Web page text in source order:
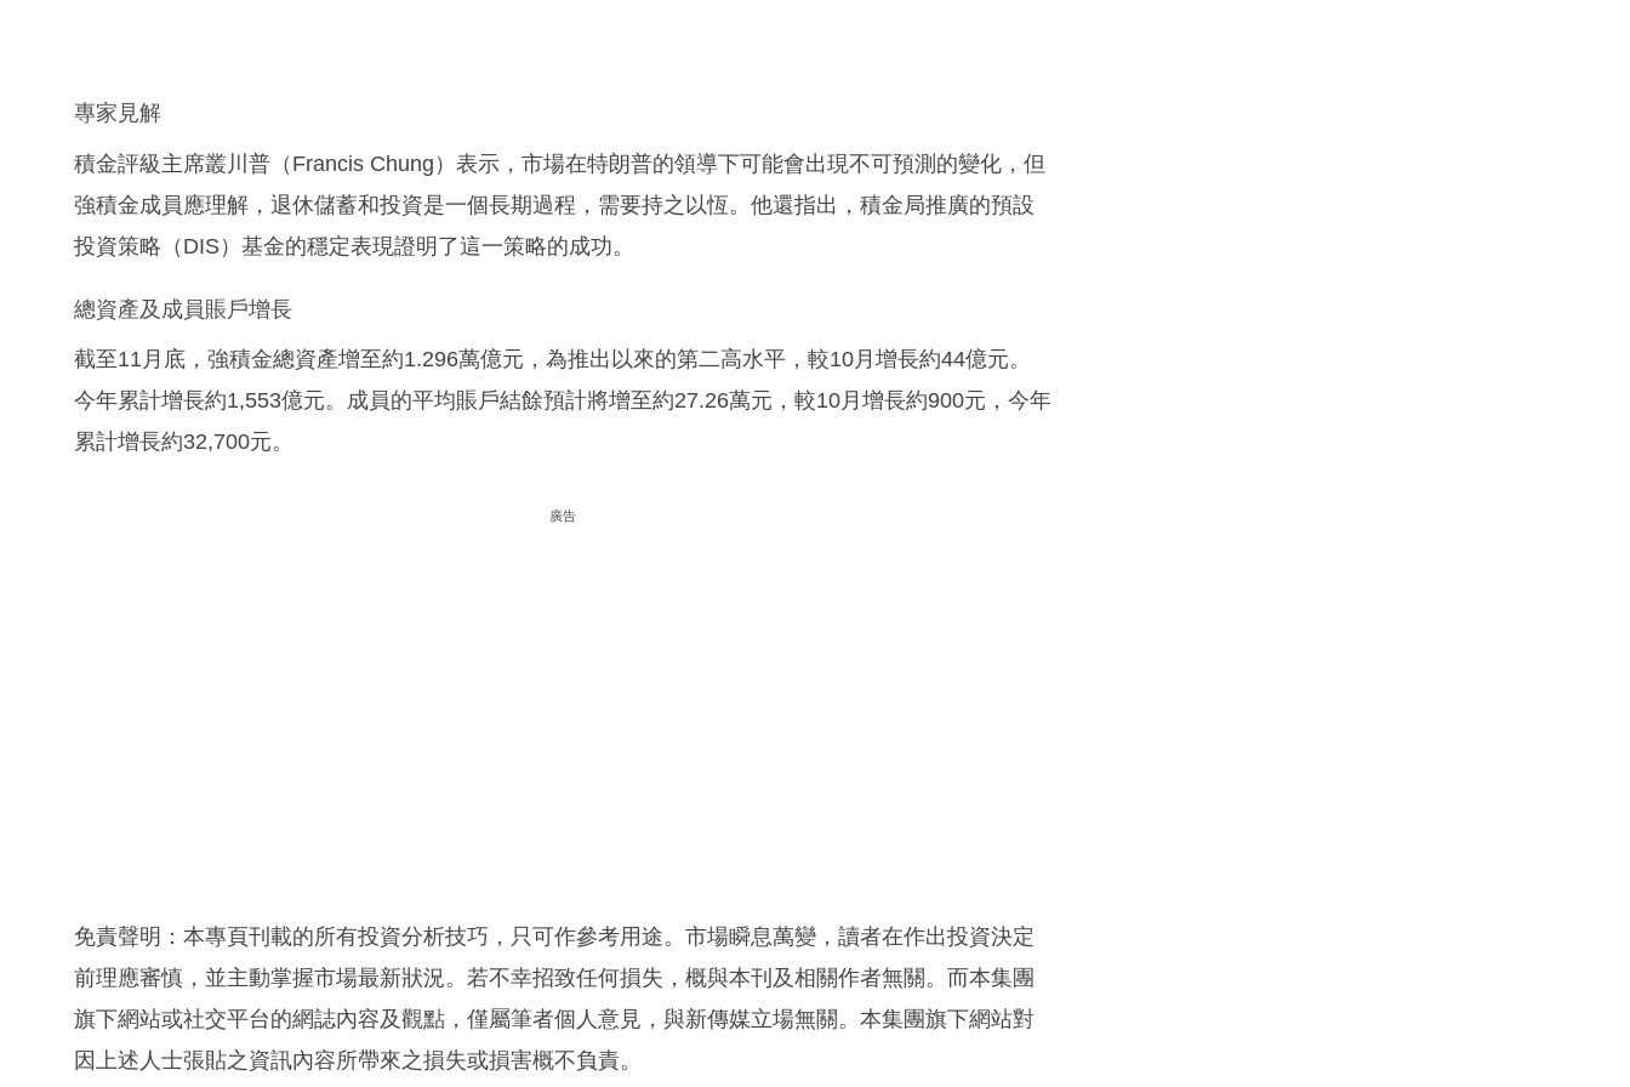
專家見解
積金評級主席叢川普（Francis Chung）表示，市場在特朗普的領導下可能會出現不可預測的變化，但
強積金成員應理解，退休儲蓄和投資是一個長期過程，需要持之以恆。他還指出，積金局推廣的預設
投資策略（DIS）基金的穩定表現證明了這一策略的成功。
總資產及成員賬戶增長
截至11月底，強積金總資產增至約1.296萬億元，為推出以來的第二高水平，較10月增長約44億元。
今年累計增長約1,553億元。成員的平均賬戶結餘預計將增至約27.26萬元，較10月增長約900元，今年
累計增長約32,700元。
廣告
免責聲明：本專頁刊載的所有投資分析技巧，只可作參考用途。市場瞬息萬變，讀者在作出投資決定
前理應審慎，並主動掌握市場最新狀況。若不幸招致任何損失，概與本刊及相關作者無關。而本集團
旗下網站或社交平台的網誌內容及觀點，僅屬筆者個人意見，與新傳媒立場無關。本集團旗下網站對
因上述人士張貼之資訊內容所帶來之損失或損害概不負責。